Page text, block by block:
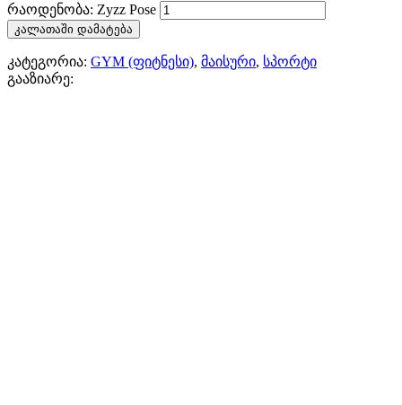
რაოდენობა: Zyzz Pose
კალათაში დამატება
კატეგორია: GYM (ფიტნესი), მაისური, სპორტი
გააზიარე: